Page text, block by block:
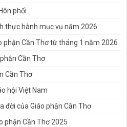
phối
thực hành mục vụ năm 2026
phận Cần Thơ từ tháng 1 năm 2026
Cần Thơ
Cần Thơ
hội Việt Nam
đời của Giáo phận Cần Thơ
phận Cần Thơ 2025